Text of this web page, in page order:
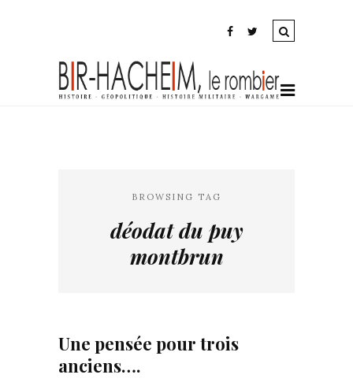
BROWSING TAG
déodat du puy
montbrun
Une pensée pour trois
anciens….